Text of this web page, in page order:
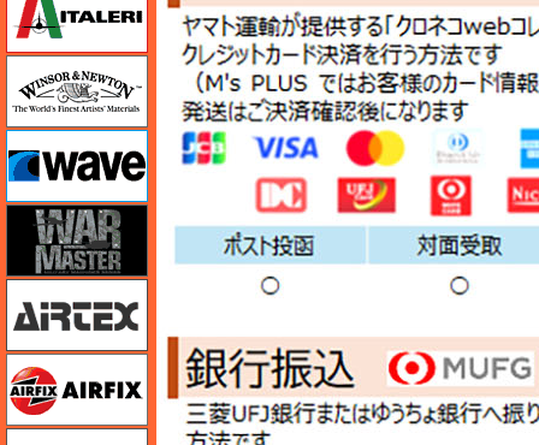
ウインザー＆ニュートン
ウェーブ
ウォーマスターズ
エアフィックス
AFVクラブ